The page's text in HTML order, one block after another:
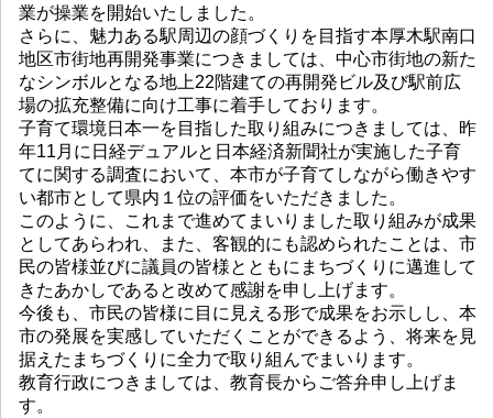
業が操業を開始いたしました。
さらに、魅力ある駅周辺の顔づくりを目指す本厚木駅南口
地区市街地再開発事業につきましては、中心市街地の新た
なシンボルとなる地上22階建ての再開発ビル及び駅前広
場の拡充整備に向け工事に着手しております。
子育て環境日本一を目指した取り組みにつきましては、昨
年11月に日経デュアルと日本経済新聞社が実施した子育
てに関する調査において、本市が子育てしながら働きやす
い都市として県内１位の評価をいただきました。
このように、これまで進めてまいりました取り組みが成果
としてあらわれ、また、客観的にも認められたことは、市
民の皆様並びに議員の皆様とともにまちづくりに邁進して
きたあかしであると改めて感謝を申し上げます。
今後も、市民の皆様に目に見える形で成果をお示しし、本
市の発展を実感していただくことができるよう、将来を見
据えたまちづくりに全力で取り組んでまいります。
教育行政につきましては、教育長からご答弁申し上げま
す。